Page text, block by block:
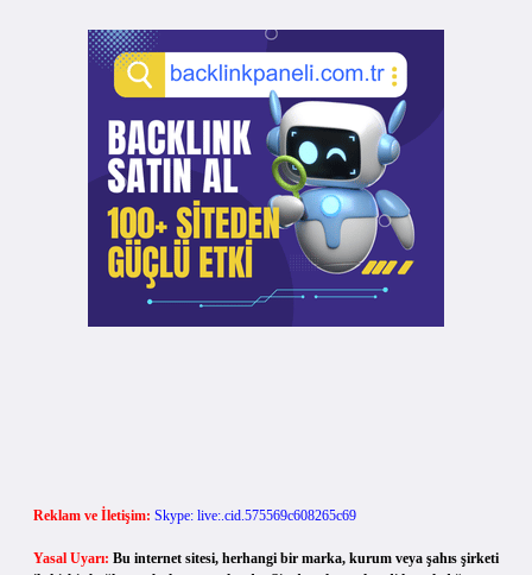
Reklam ve İletişim: Skype: live:.cid.575569c608265c69
Yasal Uyarı: Bu internet sitesi, herhangi bir marka, kurum veya şahıs şirketi